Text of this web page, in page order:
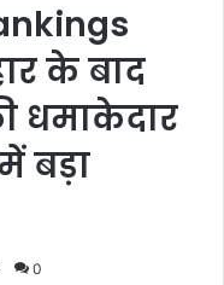
के बाद
धमाकेदार
बड़ा
0